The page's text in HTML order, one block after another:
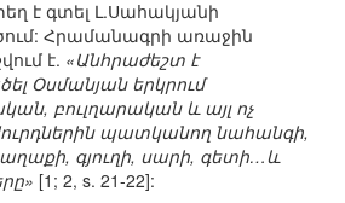
է գտել Լ.Սահակյանի
Հրամանագրի առաջին
է. «Անհրաժեշտ է
Օսմանյան երկրում
բուլղարական և այլ ոչ
պատկանող նահանգի,
գյուղի, սարի, գետի…և
[1; 2, s. 21-22]: